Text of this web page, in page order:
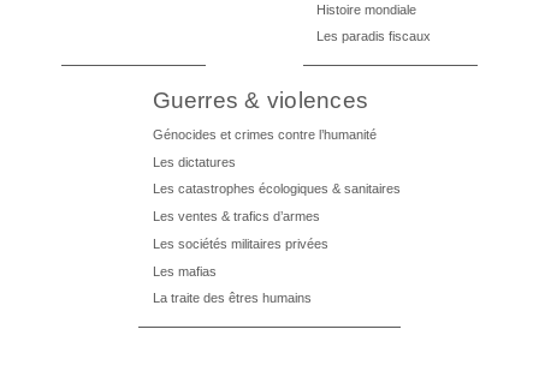
Histoire mondiale
Les paradis fiscaux
Guerres & violences
Génocides et crimes contre l’humanité
Les dictatures
Les catastrophes écologiques & sanitaires
Les ventes & trafics d’armes
Les sociétés militaires privées
Les mafias
La traite des êtres humains